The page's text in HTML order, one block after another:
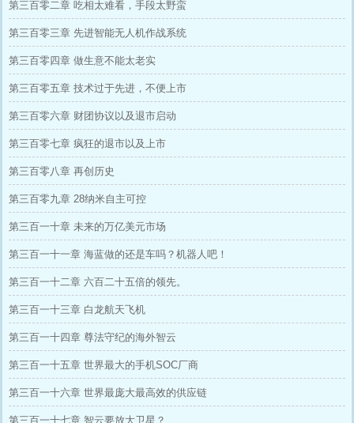
第三百零二章 吃相太难看，手段太野蛮
第三百零三章 先进智能无人机作战系统
第三百零四章 做生意不能太老实
第三百零五章 技术过于先进，不便上市
第三百零六章 财团协议以及退市启动
第三百零七章 疯狂的退市以及上市
第三百零八章 再创历史
第三百零九章 28纳米自主可控
第三百一十章 未来的万亿美元市场
第三百一十一章 海蓝做的还是车吗？机器人吧！
第三百一十二章 六百二十五倍的领先。
第三百一十三章 白龙航天飞机
第三百一十四章 尊法守纪的海外智云
第三百一十五章 世界最大的手机SOC厂商
第三百一十六章 世界最庞大最高效的供应链
第三百一十七章 智云要放大卫星？